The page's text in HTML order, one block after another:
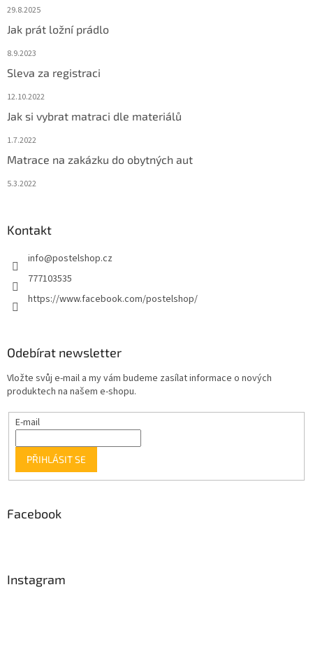
29.8.2025
Jak prát ložní prádlo
8.9.2023
Sleva za registraci
12.10.2022
Jak si vybrat matraci dle materiálů
1.7.2022
Matrace na zakázku do obytných aut
5.3.2022
Kontakt
info@postelshop.cz
777103535
https://www.facebook.com/postelshop/
Odebírat newsletter
Vložte svůj e-mail a my vám budeme zasílat informace o nových
produktech na našem e-shopu.
E-mail
PŘIHLÁSIT SE
Facebook
Instagram